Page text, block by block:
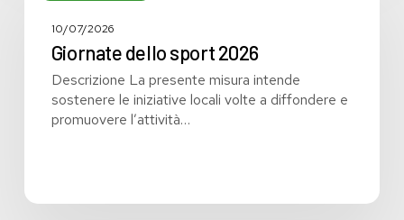
202610/07/2026
Giornate dello sport 2026
Descrizione La presente misura intende
sostenere le iniziative locali volte a diffondere e
promuovere l’attività…